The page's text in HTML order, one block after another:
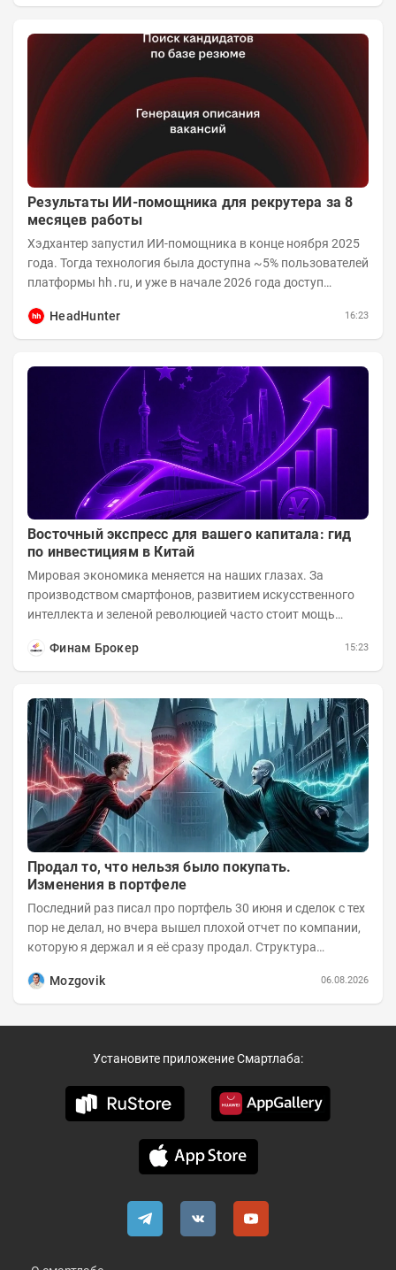
Результаты ИИ-помощника для рекрутера за 8
месяцев работы
Хэдхантер запустил ИИ-помощника в конце ноября 2025
года. Тогда технология была доступна ~5% пользователей
платформы hh․ru, и уже в начале 2026 года доступ
HeadHunter
16:23
Восточный экспресс для вашего капитала: гид
по инвестициям в Китай
Мировая экономика меняется на наших глазах. За
производством смартфонов, развитием искусственного
интеллекта и зеленой революцией часто стоит мощь
Финам Брокер
15:23
Продал то, что нельзя было покупать.
Изменения в портфеле
Последний раз писал про портфель 30 июня и сделок с тех
пор не делал, но вчера вышел плохой отчет по компании,
которую я держал и я её сразу продал. Структура
Mozgovik
06.08.2026
Установите приложение Смартлаба: